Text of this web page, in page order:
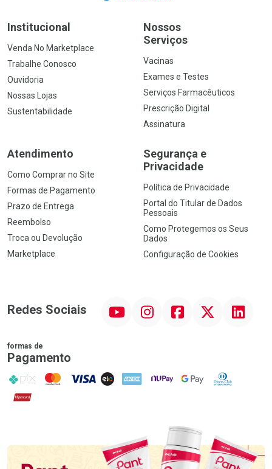
Institucional
Venda No Marketplace
Trabalhe Conosco
Ouvidoria
Nossas Lojas
Sustentabilidade
Nossos
Serviços
Vacinas
Exames e Testes
Serviços Farmacêuticos
Prescrição Digital
Assinatura
Atendimento
Como Comprar no Site
Formas de Pagamento
Prazo de Entrega
Reembolso
Troca ou Devolução
Marketplace
Segurança e
Privacidade
Política de Privacidade
Portal do Titular de Dados
Pessoais
Como Protegemos os Seus
Dados
Configuração de Cookies
Redes Sociais InstagramFacebookTwitter Linkedin
formas de
Pagamento
PIX MasterCard
VISA ELO AMEX NuPay Google PayDiners Club
Hipercard
Promoção em Destaque